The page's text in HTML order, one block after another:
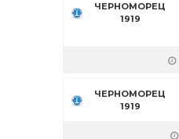
ЧЕРНОМОРЕЦ
1919
ЧЕРНОМОРЕЦ
1919